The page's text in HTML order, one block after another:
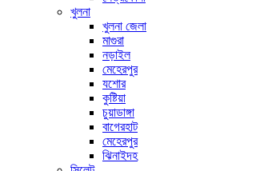
খুলনা
খুলনা জেলা
মাগুরা
নড়াইল
মেহেরপুর
যশোর
কুষ্টিয়া
চুয়াডাঙ্গা
বাগেরহাট
মেহেরপুর
ঝিনাইদহ